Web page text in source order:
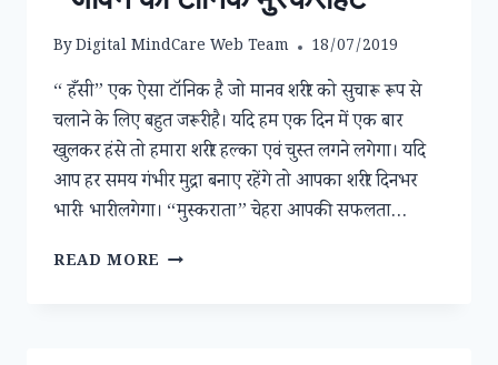
ByDigital MindCare Web Team 18/07/2019
“ हँसी” एक ऐसा टॉनिक है जो मानव शरीर को सुचारू रूप से
चलाने के लिए बहुत जरूरी है। यदि हम एक दिन में एक बार
खुलकर हंसे तो हमारा शरीर हल्का एवं चुस्त लगने लगेगा। यदि
आप हर समय गंभीर मुद्रा बनाए रहेंगे तो आपका शरीर दिनभर
भारी- भारी लगेगा। “मुस्कराता” चेहरा आपकी सफलता…
READ MORE “जीवन